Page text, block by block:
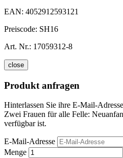
EAN: 4052912593121
Preiscode: SH16
Art. Nr.: 17059312-8
close
Produkt anfragen
Hinterlassen Sie ihre E-Mail-
Zwei Frauen für alle Felle:
verfügbar ist.
E-Mail-Adresse
Menge